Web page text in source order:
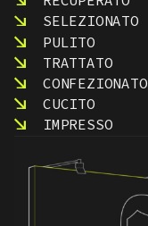
SELEZIONATO
PULITO
TRATTATO
CONFEZIONATO
CUCITO
IMPRESSO